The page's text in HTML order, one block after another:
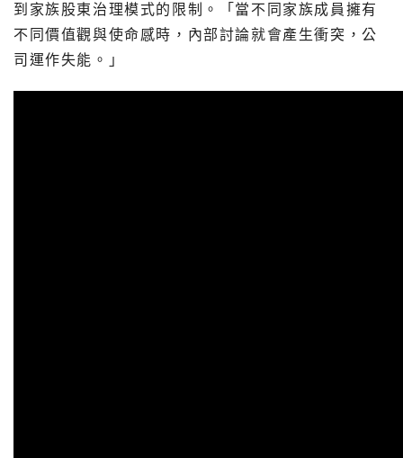
到家族股東治理模式的限制。「當不同家族成員擁有
不同價值觀與使命感時，內部討論就會產生衝突，公
司運作失能。」